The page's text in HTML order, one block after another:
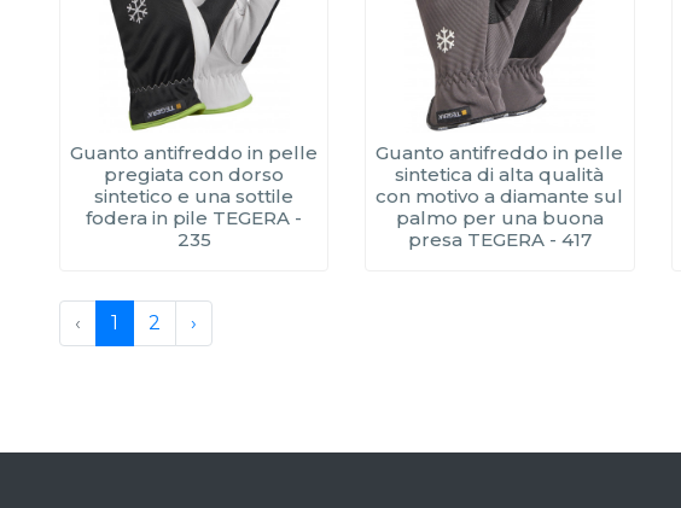
Guanto antifreddo in pelle
pregiata con dorso
sintetico e una sottile
fodera in pile TEGERA -
235
Guanto antifreddo in pelle
sintetica di alta qualità
con motivo a diamante sul
palmo per una buona
presa TEGERA - 417
‹ 1 2 ›